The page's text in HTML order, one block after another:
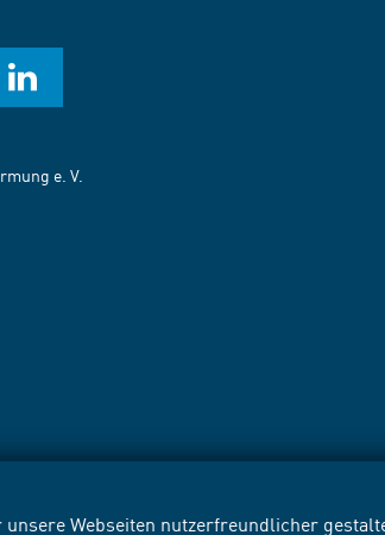
Webseiten nutzerfreundlicher
e. V.